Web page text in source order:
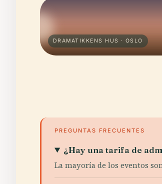
DRAMATIKKENS HUS · OSLO
PREGUNTAS FRECUENTES
¿Hay una tarifa de
La mayoría de los eventos